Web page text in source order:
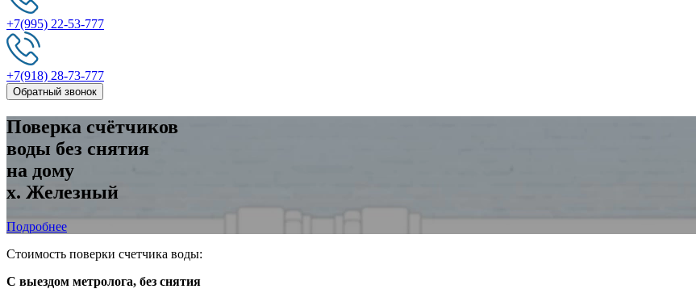
+7(995) 22-53-777
+7(918) 28-73-777
Обратный звонок
Поверка счётчиков
воды без снятия
на дому
х. Железный
Подробнее
Стоимость поверки счетчика воды:
С выездом метролога, без снятия